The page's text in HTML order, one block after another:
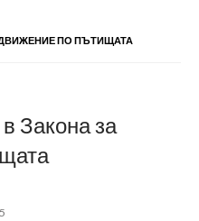
ПО ПЪТИЩАТА
Закона за